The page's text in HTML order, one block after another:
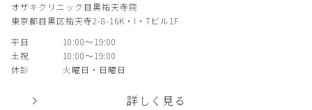
オザキクリニック目黒祐天寺院
東京都目黒区祐天寺2-8-16K・I・Tビル1F
平日
10:00〜19:00
土祝
10:00〜19:00
休診
火曜日・日曜日
詳しく見る